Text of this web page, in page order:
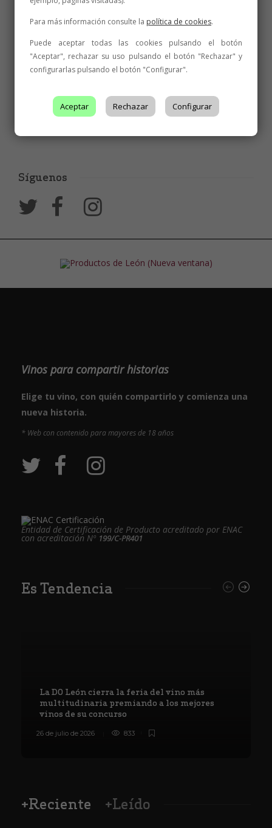
Síguenos
Vinos para compartir historias
Elige tu vino, con quién compartirlo y comienza una
nueva historia.
* Web con contenido para mayores de 18 años
Entidad de Certificación de Producto acreditado por ENAC
con acreditación Nº 199/C-PR401
Es Tendencia
La DO León cierra la feria del vino más
multitudinaria premiando a los mejores
vinos de su concurso
26 de julio de 2026 833
+Reciente +Leído
Para más información consulte la política de cookies.
Puede aceptar todas las cookies pulsando el botón
"Aceptar", rechazar su uso pulsando el botón "Rechazar" y
configurarlas pulsando el botón "Configurar".
Aceptar Rechazar Configurar